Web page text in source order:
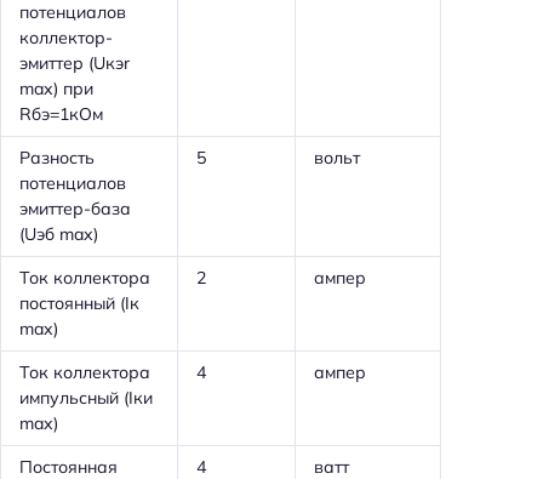
потенциалов
коллектор-
эмиттер (Uкэr
max) при
Rбэ=1кОм
Разность
потенциалов
эмиттер-база
(Uэб max)
5 вольт
Ток коллектора
постоянный (Iк
max)
2 ампер
Ток коллектора
импульсный (Iки
max)
4 ампер
Постоянная
4 ватт